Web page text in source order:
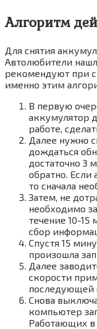
Алгоритм
Для снятия
Автолюбители
рекомендуют при
именно этим
В первую
аккумулятор
работе,
Далее нужно
дождаться
достаточно 3
обратно. Если
то сначала
Затем, не
необходимо
течение 10-15
сбор
Спустя 15
произошла
Далее
скорости
последующей
Снова
компьютер
Работающих